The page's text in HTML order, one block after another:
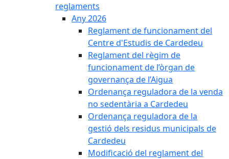
reglaments
Any 2026
Reglament de funcionament del
Centre d'Estudis de Cardedeu
Reglament del règim de
funcionament de l’òrgan de
governança de l’Aigua
Ordenança reguladora de la venda
no sedentària a Cardedeu
Ordenança reguladora de la
gestió dels residus municipals de
Cardedeu
Modificació del reglament del